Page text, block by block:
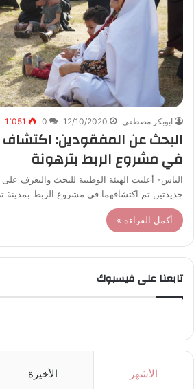
ابوبكر مصطفى 12/10/2020
0 1٬051
البحث عن المفقودين: اكتشاف
في مشروع الربط بترهونة
الناس- أعلنت الهيئة الوطنية للبحث والتعرف
جديدتين تم اكتشافهما في مشروع الربط بمدينة
أكمل القراءة »
تابعنا على فيسبوك
الأشهر الأخيرة